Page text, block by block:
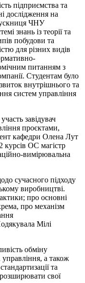
підприємства та
дослідження на
ЧНУ
знань із теорії та
побудови та
для різних видів
питанням з
Студентам було
внутрішнього та
систем управління
завідувач
проєктами,
кафедри Олена Лут
курсів ОС магістр
вимірювальна
сучасного підходу
виробництві.
про основні
про механізм
Мілі
обміну
управління, а також
та
свої